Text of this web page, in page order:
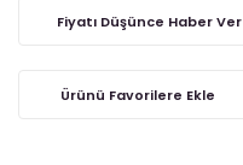
Fiyatı Düşünce Haber Ver